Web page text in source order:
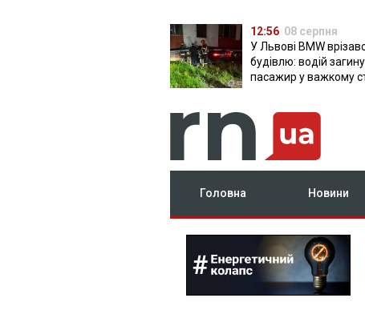
12:56 08 серпня
У Львові BMW
будівлю: водій
пасажир у важкому
Головна Новини